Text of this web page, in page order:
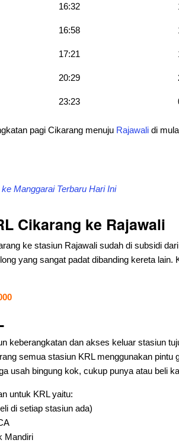
16:32
16:58
17:21
20:29
23:23
pagi Cikarang menuju Rajawali di
Manggarai Terbaru Hari Ini
Cikarang ke Rajawali
ke stasiun Rajawali sudah di subsidi
yang sangat padat dibanding kereta lain.
keberangkatan dan akses keluar stasiun
semua stasiun KRL menggunakan pintu
usah bingung kok, cukup punya atau beli
untuk KRL yaitu:
di setiap stasiun ada)
Mandiri